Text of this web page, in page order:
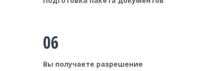
06
Вы получаете разрешение